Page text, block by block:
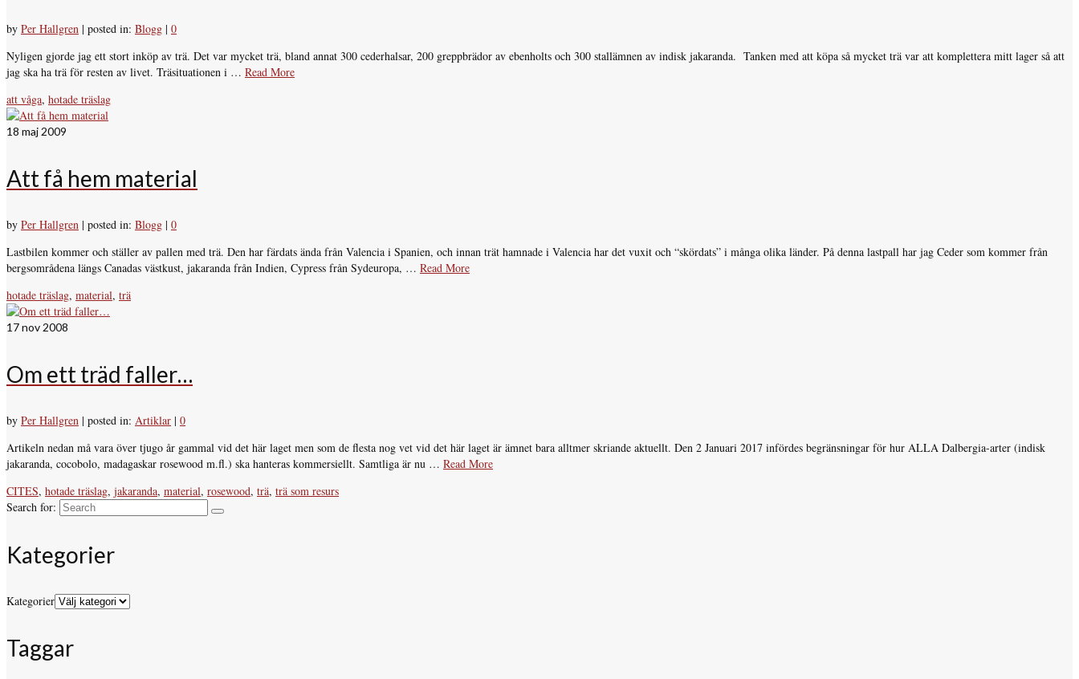
by Per Hallgren | posted in: Blogg | 0
Nyligen gjorde jag ett stort inköp av trä. Det var mycket trä, bland annat 300 cederhalsar, 200 greppbrädor av ebenholts och 300 stallämnen av indisk jakaranda. Tanken med att köpa så mycket trä var att komplettera mitt lager så att
jag ska ha trä för resten av livet. Träsituationen i … Read More
att våga, hotade träslag
18 maj 2009
Att få hem material
by Per Hallgren | posted in: Blogg | 0
Lastbilen kommer och ställer av pallen med trä. Den har färdats ända från Valencia i Spanien, och innan trät hamnade i Valencia har det vuxit och “skördats” i många olika länder. På denna lastpall har jag Ceder som kommer från
bergsområdena längs Canadas västkust, jakaranda från Indien, Cypress från Sydeuropa, … Read More
hotade träslag, material, trä
17nov 2008
Om ett träd faller…
by Per Hallgren | posted in: Artiklar | 0
Artikeln nedan må vara över tjugo år gammal vid det här laget men som de flesta nog vet vid det här laget är ämnet bara alltmer skriande aktuellt. Den 2 Januari 2017 infördes begränsningar för hur ALLA Dalbergia-arter (indisk
jakaranda, cocobolo, madagaskar rosewood m.fl.) ska hanteras kommersiellt. Samtliga är nu … Read More
CITES, hotade träslag, jakaranda, material, rosewood, trä, trä som resurs
Search for:
Kategorier
Kategorier
Taggar